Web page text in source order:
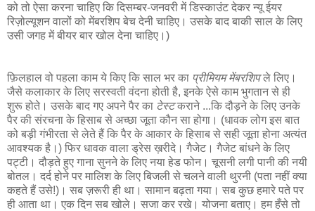
को तो ऐसा करना चाहिए कि दिसम्बर-जनवरी में डिस्काउंट देकर न्यू ईयर
रिज़ोल्यूशन वालों को मेंबरशिप बेच देनी चाहिए। उसके बाद बाकी साल के लिए
उसी जगह में बीयर बार खोल देना चाहिए।)
फ़िलहाल वो पहला काम ये किए कि साल भर का प्रीमियम मेंबरशिपले लिए।
जैसे कलाकार के लिए सरस्वती वंदना होती है, इनके ऐसे काम भुगतान से ही
शुरू होते। उसके बाद गए अपने पैर का टेस्टकराने ...कि दौड़ने के लिए उनके
पैर की संरचना के हिसाब से अच्छा जूता कौन सा होगा। (धावक लोग इस बात
को बड़ी गंभीरता से लेते हैं कि पैर के आकार के हिसाब से सही जूता होना अत्यंत
आवश्यक है।) फिर धावक वाला ड्रेस ख़रीदे। गैजेट। गैजेट बांधने के लिए
पट्टी। दौड़ते हुए गाना सुनने के लिए नया हेड फोन। चूसनी लगी पानी की नयी
बोतल। दर्द होने पर मालिश के लिए बिजली से चलने वाली थुरनी (पता नहीं क्या
कहते हैं उसे!)। सब ज़रूरी ही था। सामान बढ़ता गया। सब कुछ हमारे पते पर
ही आता था। एक दिन सब खोले। सजा कर रखे। योजना बताए। हम हँसे तो